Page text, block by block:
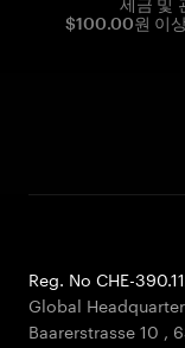
세금 및
$100.00원 이
Reg. No CHE-
Global
Baarerstrasse 10 ,